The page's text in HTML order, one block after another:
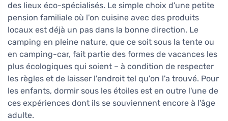
des lieux éco-spécialisés. Le simple choix d'une petite
pension familiale où l'on cuisine avec des produits
locaux est déjà un pas dans la bonne direction. Le
camping en pleine nature, que ce soit sous la tente ou
en camping-car, fait partie des formes de vacances les
plus écologiques qui soient – à condition de respecter
les règles et de laisser l'endroit tel qu'on l'a trouvé. Pour
les enfants, dormir sous les étoiles est en outre l'une de
ces expériences dont ils se souviennent encore à l'âge
adulte.